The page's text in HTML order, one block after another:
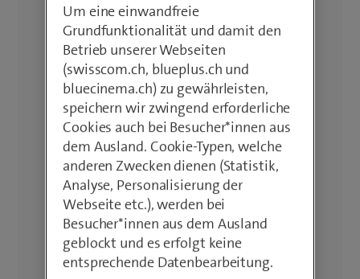
Um eine einwandfreie
Grundfunktionalität und damit den
Betrieb unserer Webseiten
(swisscom.ch, blueplus.ch und
bluecinema.ch) zu gewährleisten,
speichern wir zwingend erforderliche
Cookies auch bei Besucher*innen aus
dem Ausland. Cookie-Typen, welche
anderen Zwecken dienen (Statistik,
Analyse, Personalisierung der
Webseite etc.), werden bei
Besucher*innen aus dem Ausland
geblockt und es erfolgt keine
entsprechende Datenbearbeitung.